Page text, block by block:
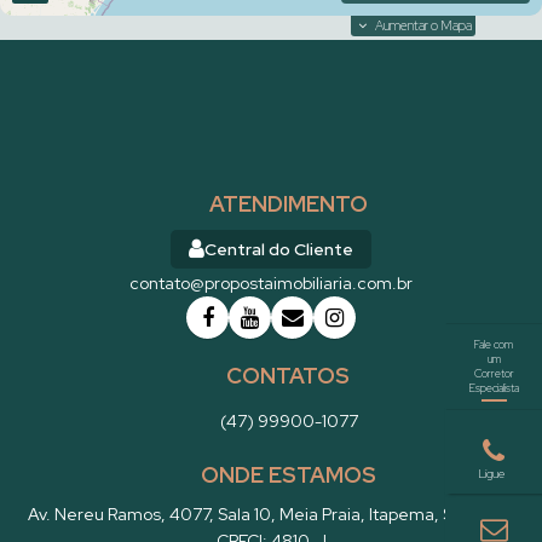
Excelente 3 suítes -Mobiliado -novo - 2 vagas - Meia
2.200.000
Apartamento
Aumentar o Mapa
ATENDIMENTO
Central do Cliente
contato@propostaimobiliaria.com.br
CONTATOS
(47) 99900-1077
ONDE ESTAMOS
Av. Nereu Ramos, 4077, Sala 10, Meia Praia, Itapema, SC
Brasil